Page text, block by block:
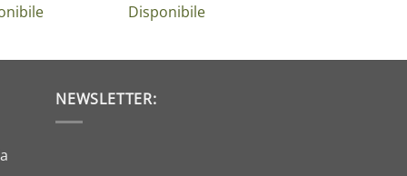
Disponibile
NEWSLETTER: